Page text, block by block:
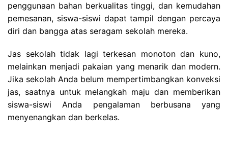
penggunaan bahan berkualitas tinggi, dan kemudahan
pemesanan, siswa-siswi dapat tampil dengan percaya
diri dan bangga atas seragam sekolah mereka.
Jas sekolah tidak lagi terkesan monoton dan kuno,
melainkan menjadi pakaian yang menarik dan modern.
Jika sekolah Anda belum mempertimbangkan konveksi
jas, saatnya untuk melangkah maju dan memberikan
siswa-siswi Anda pengalaman berbusana yang
menyenangkan dan berkelas.